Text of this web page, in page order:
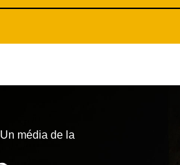
Un média de la